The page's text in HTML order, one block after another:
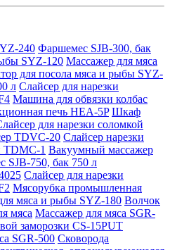
240 Фаршемес SJB-300, бак
SYZ-120 Массажер для мяса
для посола мяса и рыбы SYZ-
л Слайсер для нарезки
Машина для обвязки колбас
печь HEA-5P Шкаф
для нарезки соломкой
TDVC-20 Слайсер нарезки
TDMC-1 Вакуумный массажер
SJB-750, бак 750 л
Слайсер для нарезки
Мясорубка промышленная
мяса и рыбы SYZ-180 Волчок
мяса Массажер для мяса SGR-
заморозки CS-15PUT
SGR-500 Сковорода